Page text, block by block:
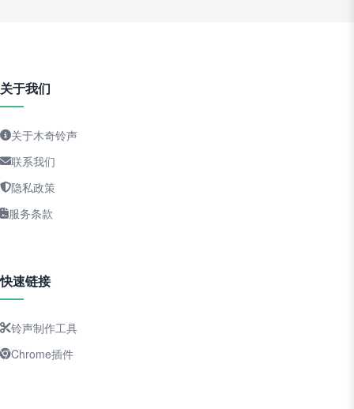
关于我们
关于木奇铃声
联系我们
隐私政策
服务条款
快速链接
铃声制作工具
Chrome插件